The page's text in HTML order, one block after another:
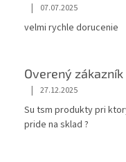
| 07.07.2025
velmi rychle dorucenie
Overený
| 27.12.2025
Su tsm produkty pri
pride na sklad ?